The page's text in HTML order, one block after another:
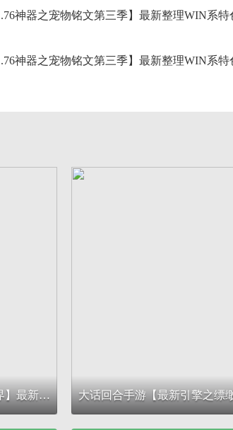
1655互通魔域【炽焰魔界】最新整理Win系半手工服务端+本地验证+本地注册+全套工具+详细搭建教程